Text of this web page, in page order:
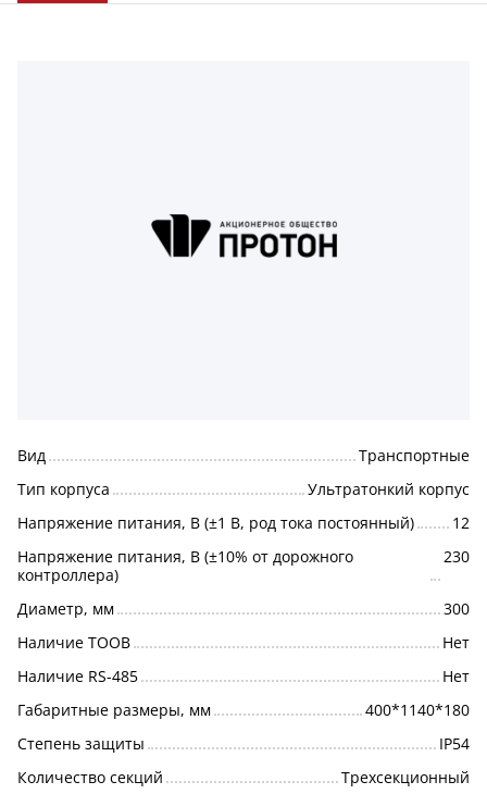
Вид
Транспортные
Тип корпуса
Ультратонкий корпус
Напряжение питания, В (±1 В, род тока постоянный)
12
Напряжение питания, В (±10% от дорожного
контроллера)
230
Диаметр, мм
300
Наличие ТООВ
Нет
Наличие RS-485
Нет
Габаритные размеры, мм
400*1140*180
Степень защиты
IP54
Количество секций
Трехсекционный